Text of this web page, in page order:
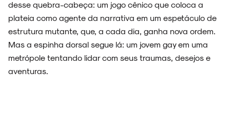
desse quebra-cabeça: um jogo cênico que coloca a
plateia como agente da narrativa em um espetáculo de
estrutura mutante, que, a cada dia, ganha nova ordem.
Mas a espinha dorsal segue lá: um jovem gay em uma
metrópole tentando lidar com seus traumas, desejos e
aventuras.